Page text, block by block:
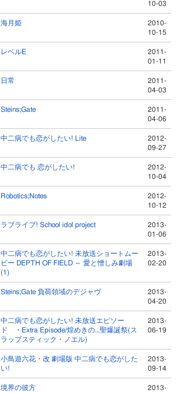
10-03
海月姫
2010-
10-15
レベルE
2011-
01-11
日常
2011-
04-03
Steins;Gate
2011-
04-06
中二病でも恋がしたい! Lite
2012-
09-27
中二病でも 恋がしたい!
2012-
10-04
Robotics;Notes
2012-
10-12
ラブライブ! School idol project
2013-
01-06
中二病でも恋がしたい! 未放送ショートムー
ビー DEPTH OF FIELD ～ 愛と憎しみ劇場
(1)
2013-
02-20
Steins;Gate 負荷領域のデジャヴ
2013-
04-20
中二病でも恋がしたい! 未放送エピソー
ド ・Extra Episode/煌めきの…聖爆誕祭(ス
ラップスティック・ノエル)
2013-
06-19
小鳥遊六花・改 劇場版 中二病でも恋がした
い!
2013-
09-14
境界の彼方
2013-